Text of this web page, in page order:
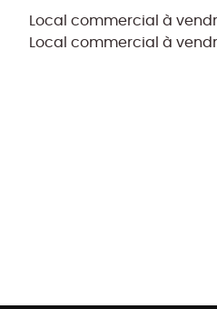
Local commercial à
Local commercial à